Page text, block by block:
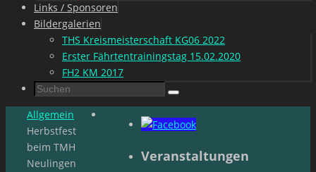
Links / Sponsoren
Bildergalerien
THS Kreismeisterschaft KG06 2022
Erster Fährtentrainingstag 15.02.2020
FH2 KM 2017
Suchen
nach:
Suchen
Start
Allgemein
Herbstfest
beim TMH
Neulingen
Veranstaltungen